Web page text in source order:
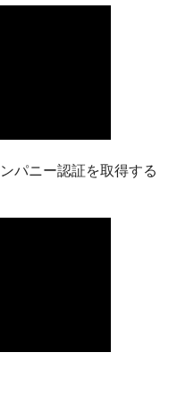
パニー認証を取得する